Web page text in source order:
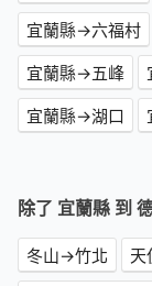
宜蘭縣→六福村
宜蘭縣→五峰
宜蘭縣→湖口
除了 宜蘭縣 到
冬山→竹北
天